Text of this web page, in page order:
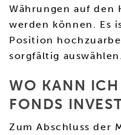
Währungen auf den
werden können. Es
Position
sorgfältig auswählen.
WO KANN
FONDS
Zum Abschluss der